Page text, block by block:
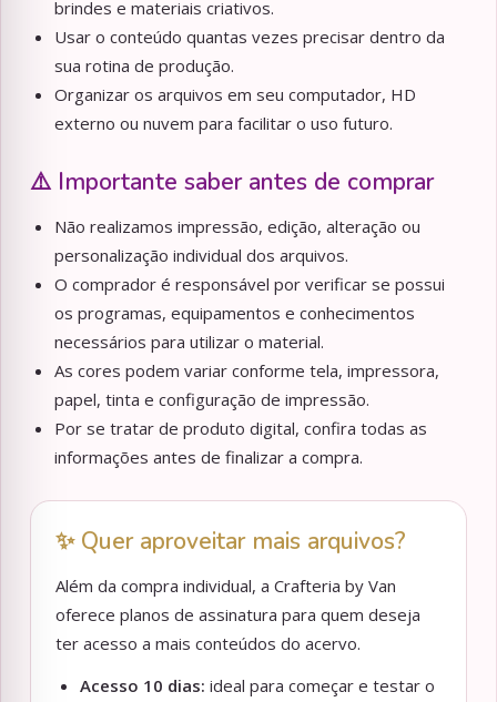
brindes e materiais criativos.
Usar o conteúdo quantas vezes precisar dentro da
sua rotina de produção.
Organizar os arquivos em seu computador, HD
externo ou nuvem para facilitar o uso futuro.
⚠️ Importante saber antes de comprar
Não realizamos impressão, edição, alteração ou
personalização individual dos arquivos.
O comprador é responsável por verificar se possui
os programas, equipamentos e conhecimentos
necessários para utilizar o material.
As cores podem variar conforme tela, impressora,
papel, tinta e configuração de impressão.
Por se tratar de produto digital, confira todas as
informações antes de finalizar a compra.
✨ Quer aproveitar mais arquivos?
Além da compra individual, a Crafteria by Van
oferece planos de assinatura para quem deseja
ter acesso a mais conteúdos do acervo.
Acesso 10 dias: ideal para começar e testar o